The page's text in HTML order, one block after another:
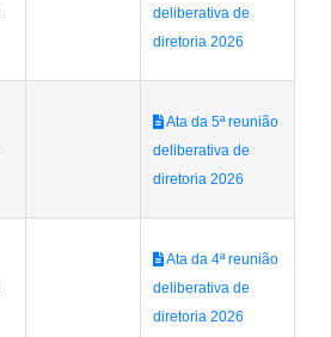
deliberativa de
diretoria 2026
Ata da 5ª reunião
deliberativa de
diretoria 2026
Ata da 4ª reunião
deliberativa de
diretoria 2026